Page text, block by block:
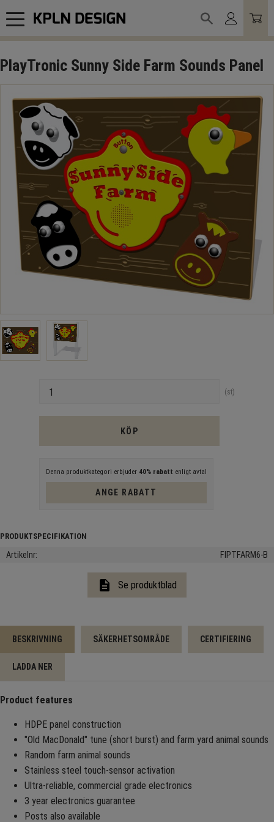
Meny
PlayTronic Sunny Side Farm Sounds Panel
st
KÖP
Denna produktkategori erbjuder 40% rabatt enligt avtal
ANGE RABATT
Artikelnr FIPTFARM6-B
description Se produktblad
BESKRIVNING SÄKERHETSOMRÅDE CERTIFIERING
LADDA NER
Product features
HDPE panel construction
"Old MacDonald" tune (short burst) and farm yard animal sounds
Random farm animal sounds
Stainless steel touch-sensor activation
Ultra-reliable, commercial grade electronics
3 year electronics guarantee
Posts also available